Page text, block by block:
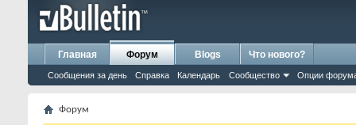
Главная Форум
Сообщения за день Справка Календарь Сообщество Опции
Blogs Что нового?
Форум